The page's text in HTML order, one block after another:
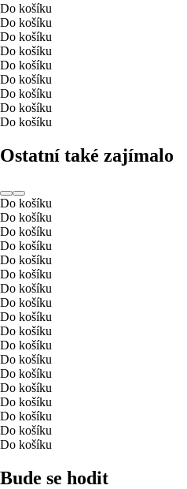
Do košíku
Do košíku
Do košíku
Do košíku
Do košíku
Do košíku
Do košíku
Do košíku
Do košíku
Ostatní také zajímalo
Do košíku
Do košíku
Do košíku
Do košíku
Do košíku
Do košíku
Do košíku
Do košíku
Do košíku
Do košíku
Do košíku
Do košíku
Do košíku
Do košíku
Do košíku
Do košíku
Do košíku
Do košíku
Bude se hodit